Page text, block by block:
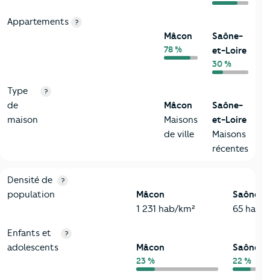
Appartements ?
Mâcon
78 %
Saône-
et-Loire
30 %
Type
de
maison
?
Mâcon
Maisons
de ville
Saône-
et-Loire
Maisons
récentes
2-Habitants
Critères Mâcon
Densité de
population
?
Mâcon
1 231 hab/km²
Saône-
65 hab/
Enfants et
adolescents
?
Mâcon
23 %
Saône-
22 %